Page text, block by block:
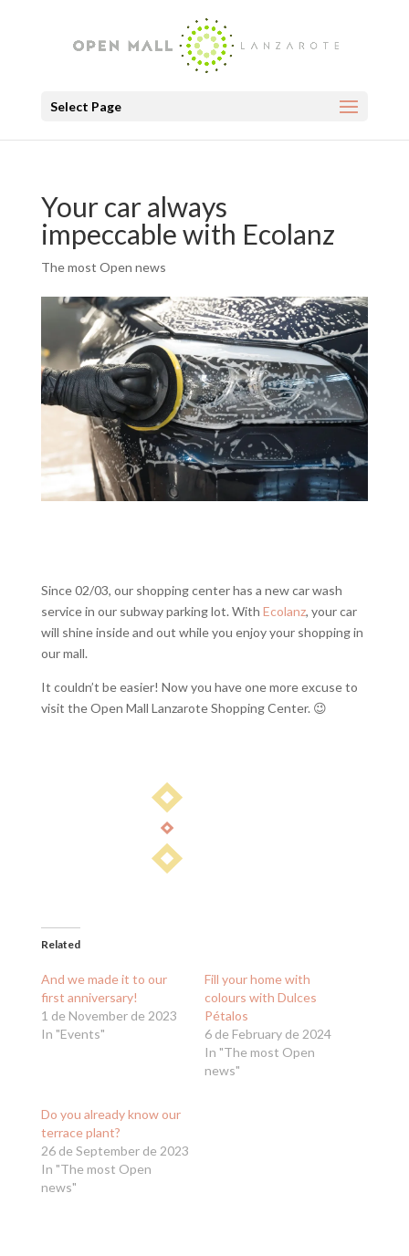
Select Page
Your car always
impeccable with Ecolanz
The most Open news
Since 02/03, our shopping center has a new car wash
service in our subway parking lot. With Ecolanz, your car
will shine inside and out while you enjoy your shopping in
our mall.
It couldn’t be easier! Now you have one more excuse to
visit the Open Mall Lanzarote Shopping Center. 😉
Related
And we made it to our
first anniversary!
1 de November de 2023
In "Events"
Fill your home with
colours with Dulces
Pétalos
6 de February de 2024
In "The most Open
news"
Do you already know our
terrace plant?
26 de September de 2023
In "The most Open
news"